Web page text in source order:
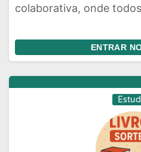
colaborativa, onde
ENTRAR